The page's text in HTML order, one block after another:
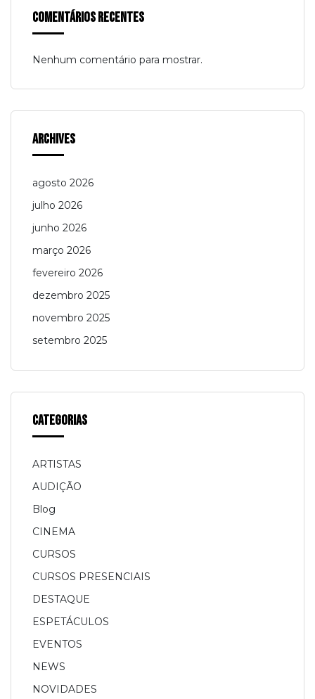
Comentários Recentes
Nenhum comentário para mostrar.
Archives
agosto 2026
julho 2026
junho 2026
março 2026
fevereiro 2026
dezembro 2025
novembro 2025
setembro 2025
Categorias
ARTISTAS
AUDIÇÃO
Blog
CINEMA
CURSOS
CURSOS PRESENCIAIS
DESTAQUE
ESPETÁCULOS
EVENTOS
NEWS
NOVIDADES